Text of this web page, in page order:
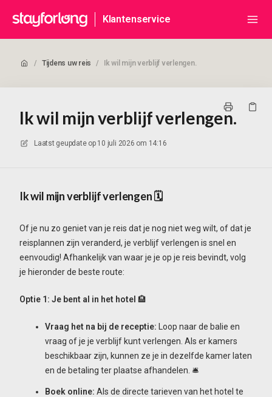
Klantenservice
/ Tijdens uw reis / Ik wil mijn verblijf verlengen.
Ik wil mijn verblijf verlengen.
Laatst geupdate op 10 juli 2026 om 14:16
Ik wil mijn verblijf verlengen 🗓️
Of je nu zo geniet van je reis dat je nog niet weg wilt, of dat je
reisplannen zijn veranderd, je verblijf verlengen is snel en
eenvoudig! Afhankelijk van waar je je op je reis bevindt, volg
je hieronder de beste route:
Optie 1: Je bent al in het hotel 🏨
Vraag het na bij de receptie: Loop naar de balie en
vraag of je je verblijf kunt verlengen. Als er kamers
beschikbaar zijn, kunnen ze je in dezelfde kamer laten
en de betaling ter plaatse afhandelen. 🛎️
Boek online: Als de directe tarieven van het hotel te